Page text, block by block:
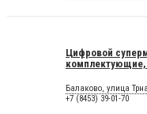
Цифровой
комплектующие,
Балаково, улица
+7 (8453) 39-01-70